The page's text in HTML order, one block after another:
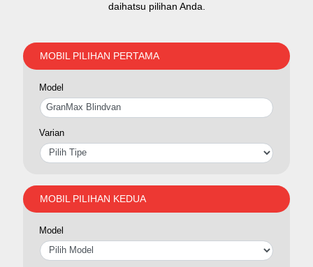
daihatsu pilihan Anda.
MOBIL PILIHAN PERTAMA
Model
Varian
MOBIL PILIHAN KEDUA
Model